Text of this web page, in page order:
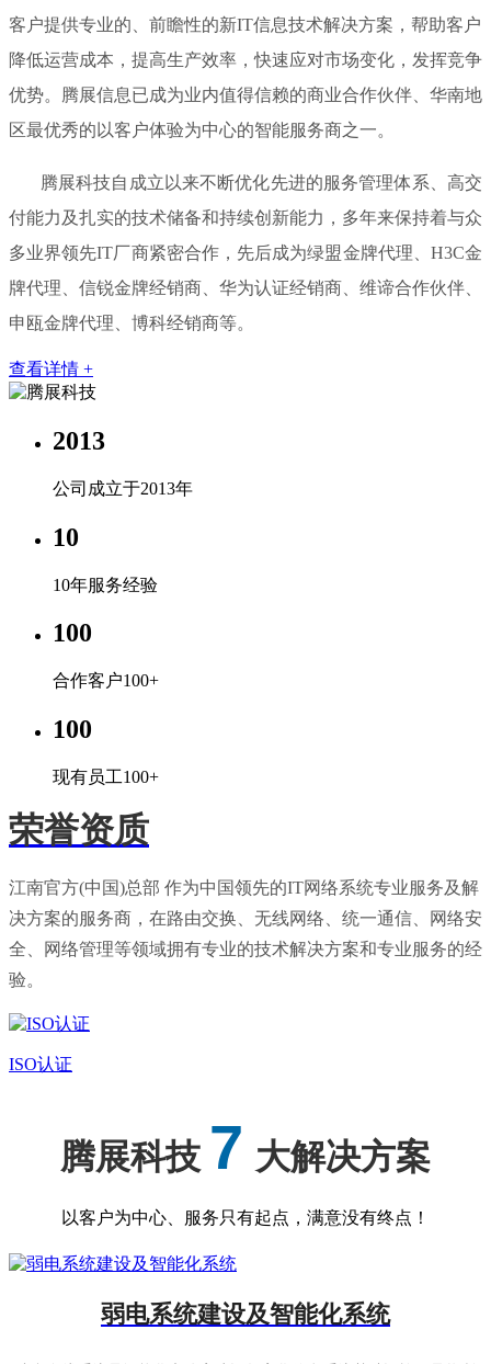
客户提供专业的、前瞻性的新IT信息技术解决方案，帮助客户
降低运营成本，提高生产效率，快速应对市场变化，发挥竞争
优势。腾展信息已成为业内值得信赖的商业合作伙伴、华南地
区最优秀的以客户体验为中心的智能服务商之一。
腾展科技自成立以来不断优化先进的服务管理体系、高交
付能力及扎实的技术储备和持续创新能力，多年来保持着与众
多业界领先IT厂商紧密合作，先后成为绿盟金牌代理、H3C金
牌代理、信锐金牌经销商、华为认证经销商、维谛合作伙伴、
申瓯金牌代理、博科经销商等。
查看详情 +
2013
公司成立于2013年
10
10年服务经验
100
合作客户100+
100
现有员工100+
荣誉资质
江南官方(中国)总部 作为中国领先的IT网络系统专业服务及解
决方案的服务商，在路由交换、无线网络、统一通信、网络安
全、网络管理等领域拥有专业的技术解决方案和专业服务的经
验。
ISO认证
腾展科技 7 大解决方案
以客户为中心、服务只有起点，满意没有终点！
弱电系统建设及智能化系统